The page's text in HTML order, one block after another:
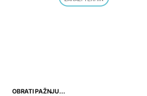
OBRATI PAŽNJU…